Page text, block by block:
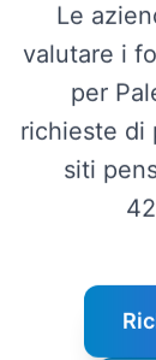
Le
valutare i
per
richieste di
siti